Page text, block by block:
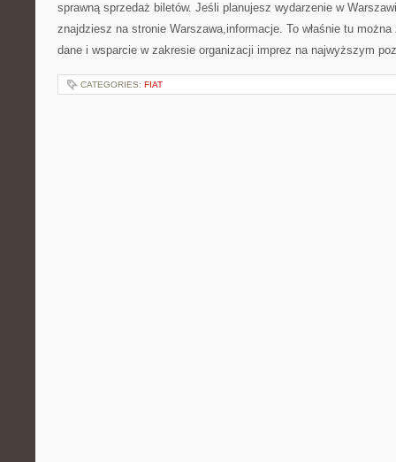
sprawną sprzedaż biletów. Jeśli planujesz wydarzenie w
znajdziesz na stronie Warszawa,informacje. To właśnie tu
dane i wsparcie w zakresie organizacji imprez na najwyższym
CATEGORIES: FIAT